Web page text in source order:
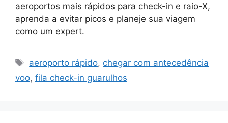
aeroportos mais rápidos para check-in e raio-X,
aprenda a evitar picos e planeje sua viagem
como um expert.
Tags
aeroporto rápido, chegar com antecedência
voo, fila check-in guarulhos